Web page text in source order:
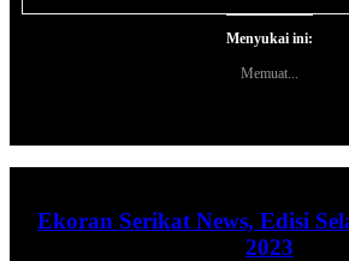
Menyukai ini:
Memuat...
Ekoran Serikat News, Edisi
2023